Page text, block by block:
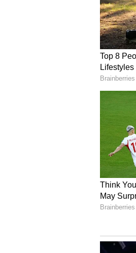
Image Credit :
కన్య రాశి
కన్య రాశి
అప్పగించినా
వీరి